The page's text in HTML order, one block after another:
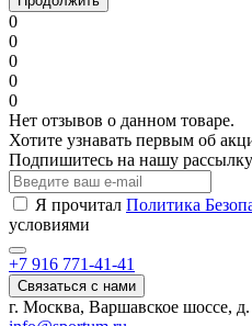
0
0
0
0
0
Нет отзывов о данном товаре.
Хотите узнавать первым об
Подпишитесь на нашу
Я прочитал Политика
условиями
+7 916 771-41-41
Связаться с нами
г. Москва, Варшавское шоссе,